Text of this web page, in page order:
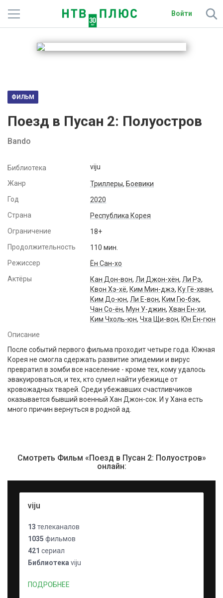
Войти
Телеканалы
О сайте
Активировать промокод
ФИЛЬМ
Поезд в Пусан 2: Полуостров
Bando
Библиотека viju
Жанр Триллеры, Боевики
Год
2020
Страна
Республика Корея
Ограничение
18+
Продолжительность
110 мин.
Режиссер
Ён Сан-хо
Актёры
Кан Дон-вон, Ли Джон-хён, Ли Рэ,
Квон Хэ-хё, Ким Мин-джэ, Ку Гё-хван,
Ким До-юн, Ли Е-вон, Ким Гю-бэк,
Чан Со-ён, Мун У-джин, Хван Ён-хи,
Ким Чхоль-юн, Чха Щи-вон, Юн Ён-гюн
Описание
После событий первого фильма проходит четыре года. Южная
Корея не смогла сдержать развитие эпидемии и вирус
превратил в зомби все население - кроме тех, кому удалось
эвакуироваться, и тех, кто сумел найти убежище от
кровожадных тварей. Среди убежавших счастливчиков
оказывается бывший военный Хан Джон-сок. И у Хана есть
много причин вернуться в родной ад.
Смотреть Фильм «Поезд в Пусан 2: Полуостров»
онлайн:
viju
13 телеканалов
1035 фильмов
421 сериал
Библиотека viju
ПОДРОБНЕЕ